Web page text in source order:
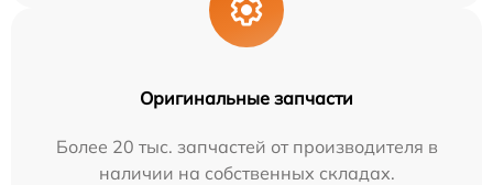
Оригинальные запчасти
Более 20 тыс. запчастей от производителя в
наличии на собственных складах.